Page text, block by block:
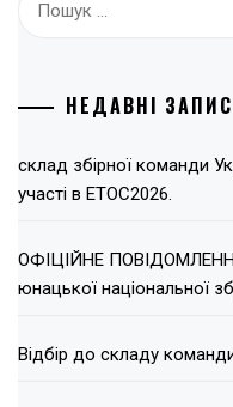
НЕДАВНІ
склад збірної команди
участі в ЕТОС2026.
ОФІЦІЙНЕ
юнацької національної
Відбір до складу